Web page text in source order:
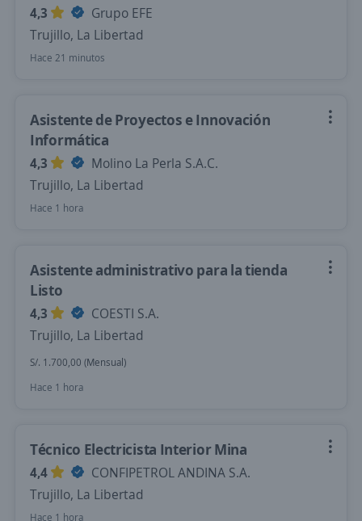
4,3
Grupo EFE
Trujillo, La Libertad
Hace 21 minutos
Asistente de Proyectos e Innovación
Informática
4,3
Molino La Perla S.A.C.
Trujillo, La Libertad
Hace 1 hora
Asistente administrativo para la tienda
Listo
4,3
COESTI S.A.
Trujillo, La Libertad
S/. 1.700,00 (Mensual)
Hace 1 hora
Técnico Electricista Interior Mina
4,4
CONFIPETROL ANDINA S.A.
Trujillo, La Libertad
Hace 1 hora